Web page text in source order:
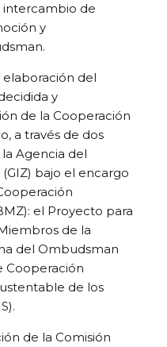
intercambio de
y
del
y
de la Cooperación
a través de dos
Agencia del
bajo el encargo
el Proyecto para
de la
del Ombudsman
Cooperación
de los
de la Comisión